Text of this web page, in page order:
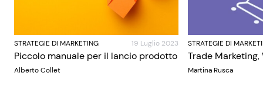
STRATEGIE DI MARKETING 19 Luglio 2023
Piccolo manuale per il lancio prodotto
Alberto Collet
STRATEGIE DI
Trade Marketing,
Martina Rusca